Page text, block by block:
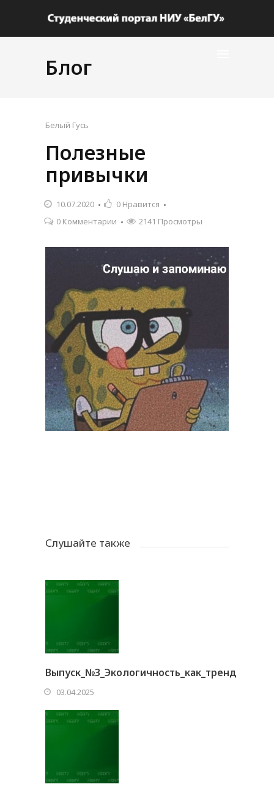
Блог
Белый Гусь
Полезные
привычки
10.07.2020 0 Нравится
0 Комментарии
2141 Просмотры
Слушайте также
Выпуск_№3_Экологичность_как_тренд
03.04.2025